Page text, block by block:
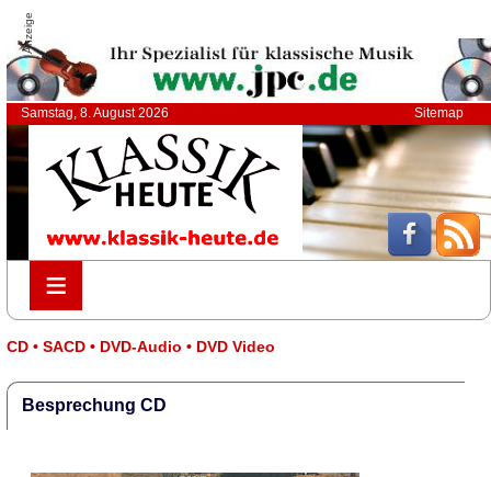
Anzeige
Samstag, 8. August 2026 Sitemap
≡
≡
CD • SACD • DVD-Audio • DVD Video
Besprechung CD